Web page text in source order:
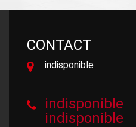
CONTACT
indisponible
indisponible
indisponible